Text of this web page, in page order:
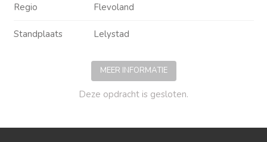
Regio Flevoland
Standplaats Lelystad
MEER INFORMATIE
Deze opdracht is gesloten.